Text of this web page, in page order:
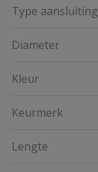
Type aansluiting
Diameter
Kleur
Keurmerk
Lengte